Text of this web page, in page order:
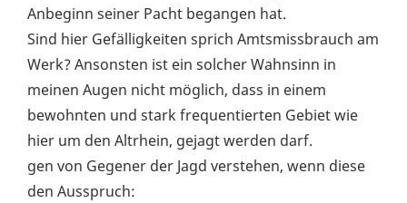
Anbeginn seiner Pacht begangen hat.
Sind hier Gefälligkeiten sprich Amtsmissbrauch am
Werk? Ansonsten ist ein solcher Wahnsinn in
meinen Augen nicht möglich, dass in einem
bewohnten und stark frequentierten Gebiet wie
hier um den Altrhein, gejagt werden darf.
gen von Gegener der Jagd verstehen, wenn diese
den Ausspruch: